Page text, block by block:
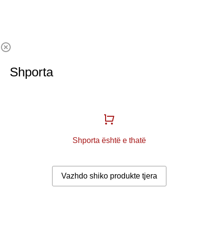
Shporta
Shporta është e thatë
Vazhdo shiko produkte tjera